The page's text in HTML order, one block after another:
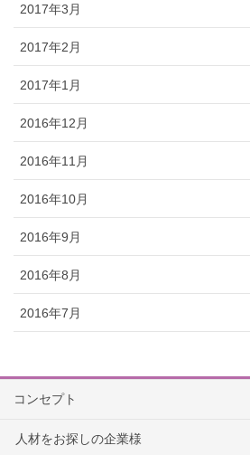
2017年3月
2017年2月
2017年1月
2016年12月
2016年11月
2016年10月
2016年9月
2016年8月
2016年7月
コンセプト
人材をお探しの企業様